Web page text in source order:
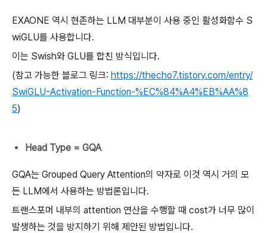
EXAONE 역시 현존하는 LLM 대부분이 사용 중인 활성화함수 S
wiGLU를 사용합니다.
이는 Swish와 GLU를 합친 방식입니다.
(참고 가능한 블로그 링크: https://thecho7.tistory.com/entry/
SwiGLU-Activation-Function-%EC%84%A4%EB%AA%8
5)
Head Type = GQA
GQA는 Grouped Query Attention의 약자로 이것 역시 거의 모
든 LLM에서 사용하는 방법론입니다.
트랜스포머 내부의 attention 연산을 수행할 때 cost가 너무 많이
발생하는 것을 방지하기 위해 제안된 방법입니다.